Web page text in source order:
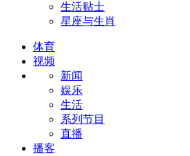
生活贴士
星座与生肖
体育
视频
新闻
娱乐
生活
系列节目
直播
播客